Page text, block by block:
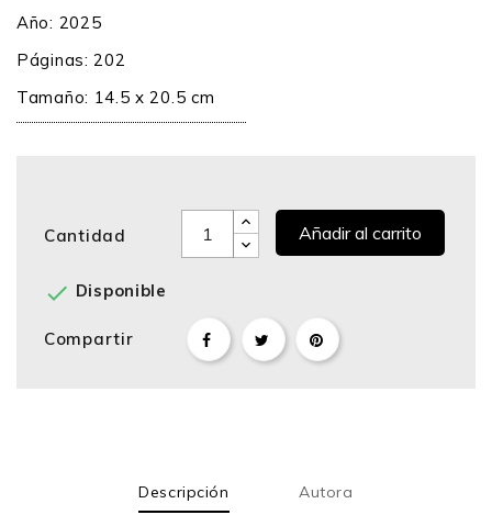
Año: 2025
Páginas: 202
Tamaño: 14.5 x 20.5 cm
Cantidad Añadir al carrito
 Disponible
Compartir
Descripción Autora